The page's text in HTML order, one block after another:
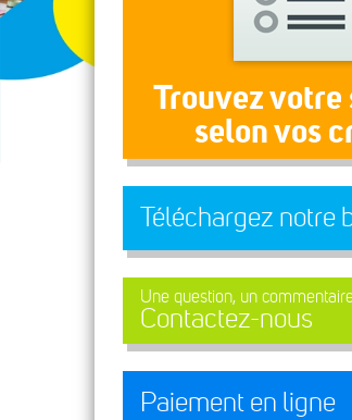
Trouvez
selon vos
Téléchargez notre
Une question, un
Contactez-nous
Paiement en ligne